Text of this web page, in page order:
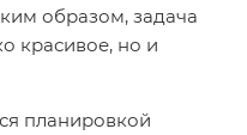
образом, задача
красивое, но и
планировкой